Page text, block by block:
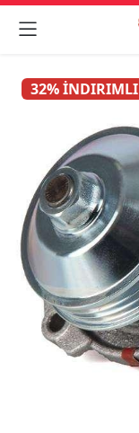

32% İNDIRIMLI